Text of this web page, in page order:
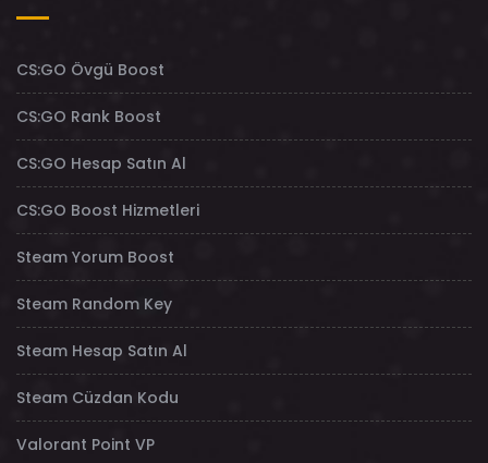
CS:GO Övgü Boost
CS:GO Rank Boost
CS:GO Hesap Satın Al
CS:GO Boost Hizmetleri
Steam Yorum Boost
Steam Random Key
Steam Hesap Satın Al
Steam Cüzdan Kodu
Valorant Point VP